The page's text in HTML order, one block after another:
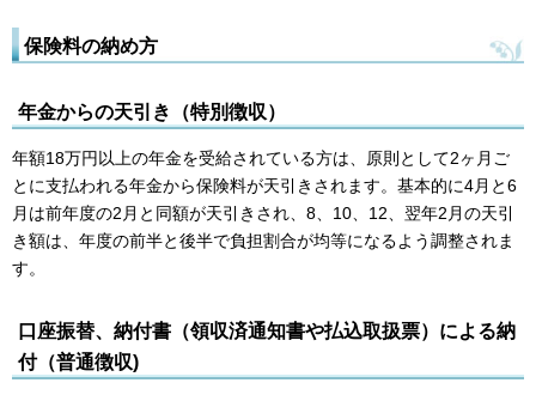
保険料の納め方
年金からの天引き（特別徴収）
年額18万円以上の年金を受給されている方は、原則として2ヶ月ご
とに支払われる年金から保険料が天引きされます。基本的に4月と6
月は前年度の2月と同額が天引きされ、8、10、12、翌年2月の天引
き額は、年度の前半と後半で負担割合が均等になるよう調整されま
す。
口座振替、納付書（領収済通知書や払込取扱票）による納
付（普通徴収)